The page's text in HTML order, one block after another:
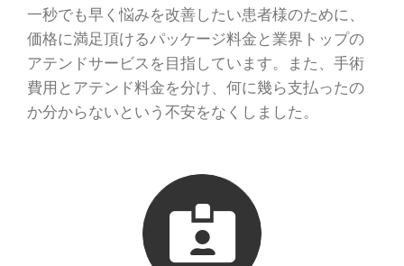
一秒でも早く悩みを改善したい患者様のために、
価格に満足頂けるパッケージ料金と業界トップの
アテンドサービスを目指しています。また、手術
費用とアテンド料金を分け、何に幾ら支払ったの
か分からないという不安をなくしました。